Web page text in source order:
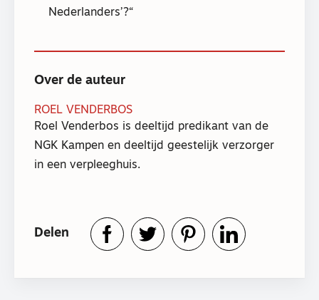
Nederlanders’?
Over de auteur
ROEL VENDERBOS
Roel Venderbos is deeltijd predikant van de
NGK Kampen en deeltijd geestelijk verzorger
in een verpleeghuis.
Delen